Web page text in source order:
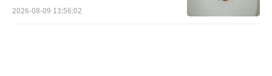
2026-08-09 13:56:02